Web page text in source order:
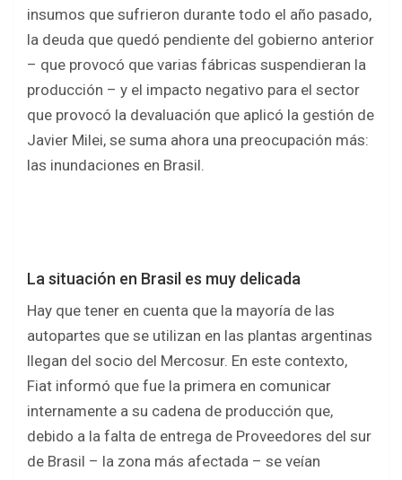
insumos que sufrieron durante todo el año pasado,
la deuda que quedó pendiente del gobierno anterior
– que provocó que varias fábricas suspendieran la
producción – y el impacto negativo para el sector
que provocó la devaluación que aplicó la gestión de
Javier Milei, se suma ahora una preocupación más:
las inundaciones en Brasil.
La situación en Brasil es muy delicada
Hay que tener en cuenta que la mayoría de las
autopartes que se utilizan en las plantas argentinas
llegan del socio del Mercosur. En este contexto,
Fiat informó que fue la primera en comunicar
internamente a su cadena de producción que,
debido a la falta de entrega de Proveedores del sur
de Brasil – la zona más afectada – se veían